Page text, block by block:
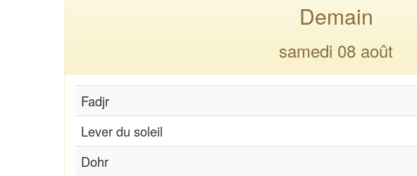
Demain
samedi 08 août
Fadjr
Lever du soleil
Dohr